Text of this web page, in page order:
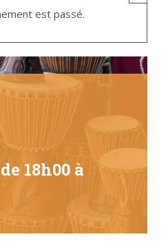
est passé.
18h00 à